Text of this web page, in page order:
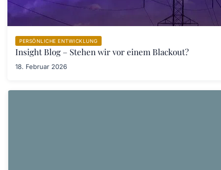
PERSÖNLICHE ENTWICKLUNG
Insight Blog – Stehen wir vor einem Blackout?
18. Februar 2026